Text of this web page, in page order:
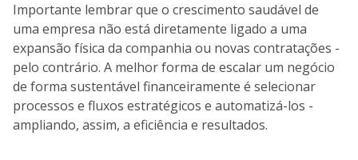
Importante lembrar que o crescimento saudável de
uma empresa não está diretamente ligado a uma
expansão física da companhia ou novas contratações -
pelo contrário. A melhor forma de escalar um negócio
de forma sustentável financeiramente é selecionar
processos e fluxos estratégicos e automatizá-los -
ampliando, assim, a eficiência e resultados.